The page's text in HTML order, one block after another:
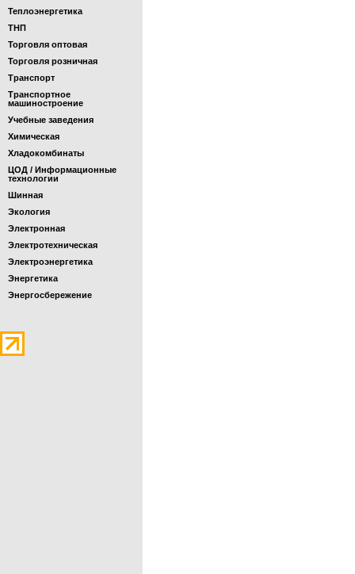
Теплоэнергетика
ТНП
Торговля оптовая
Торговля розничная
Транспорт
Транспортное
машиностроение
Учебные заведения
Химическая
Хладокомбинаты
ЦОД / Информационные
технологии
Шинная
Экология
Электронная
Электротехническая
Электроэнергетика
Энергетика
Энергосбережение